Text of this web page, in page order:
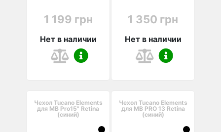
1 199 грн
Нет в наличии
1 350 грн
Нет в наличии
Чехол Tucano Elements
для MB Pro15" Retina
(синий)
Чехол Tucano Elements
для MB PRO 13 Retina
(синий)